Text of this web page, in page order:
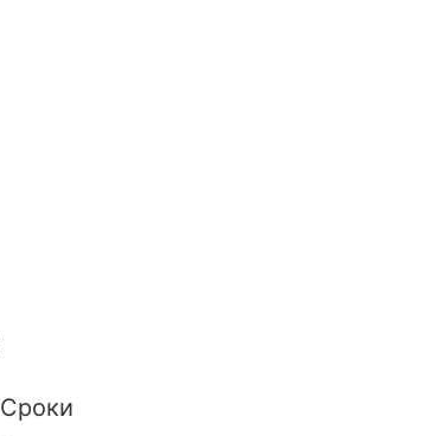
Сроки